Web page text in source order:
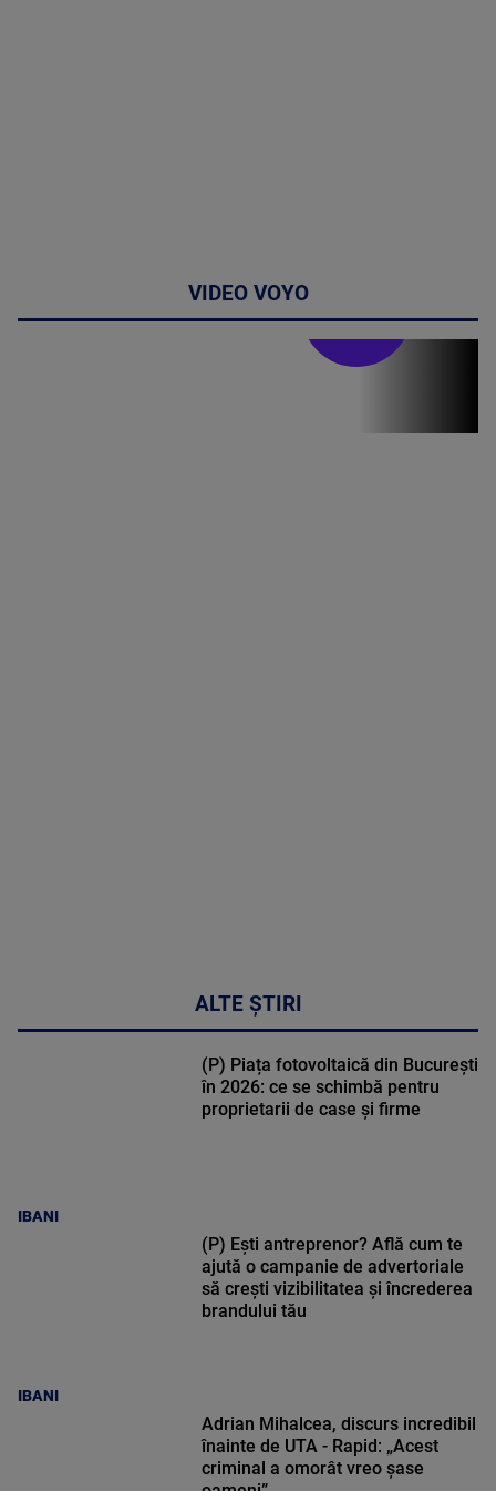
VIDEO VOYO
ALTE ȘTIRI
IBANI
(P) Piața fotovoltaică din București
în 2026: ce se schimbă pentru
proprietarii de case și firme
IBANI
(P) Ești antreprenor? Află cum te
ajută o campanie de advertoriale
să crești vizibilitatea și încrederea
brandului tău
Adrian Mihalcea, discurs incredibil
înainte de UTA - Rapid: „Acest
criminal a omorât vreo șase